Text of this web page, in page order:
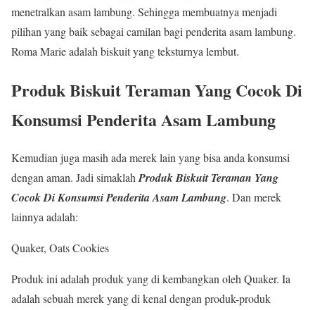
menetralkan asam lambung. Sehingga membuatnya menjadi
pilihan yang baik sebagai camilan bagi penderita asam lambung.
Roma Marie adalah biskuit yang teksturnya lembut.
Produk Biskuit Teraman Yang Cocok Di
Konsumsi Penderita Asam Lambung
Kemudian juga masih ada merek lain yang bisa anda konsumsi
dengan aman. Jadi simaklahProduk Biskuit Teraman Yang
Cocok Di Konsumsi Penderita Asam Lambung. Dan merek
lainnya adalah:
Quaker, Oats Cookies
Produk ini adalah produk yang di kembangkan oleh Quaker. Ia
adalah sebuah merek yang di kenal dengan produk-produk